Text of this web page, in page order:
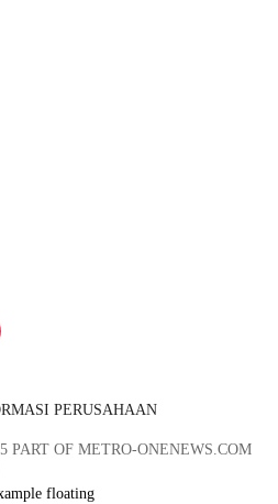
PERUSAHAAN
PART OF METRO-ONENEWS.COM